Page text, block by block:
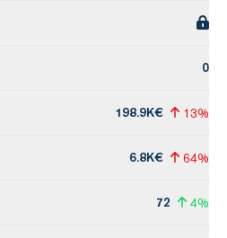
0
198.9K€ 13%
6.8K€ 64%
72 4%